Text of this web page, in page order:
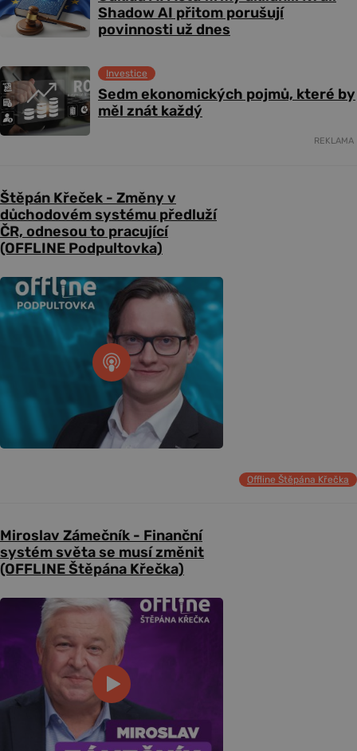
Shadow AI přitom porušují
povinnosti už dnes
Sedm ekonomických pojmů, které by
měl znát každý
Investice
REKLAMA
Štěpán Křeček - Změny v
důchodovém systému předluží
ČR, odnesou to pracující
(OFFLINE Podpultovka)
Offline Štěpána Křečka
Miroslav Zámečník - Finanční
systém světa se musí změnit
(OFFLINE Štěpána Křečka)